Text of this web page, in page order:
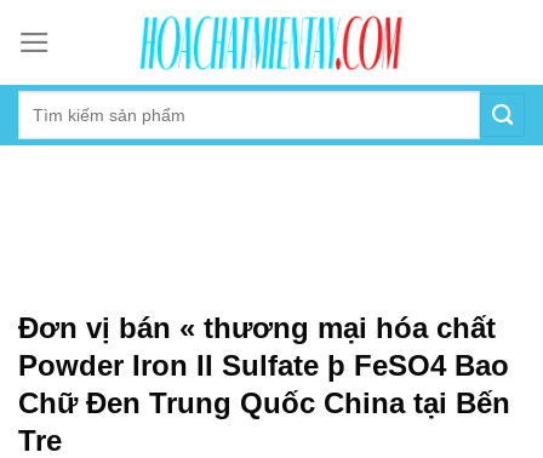
content
Đơn vị bán « thương mại hóa chất
Powder Iron II Sulfate þ FeSO4 Bao
Chữ Đen Trung Quốc China tại Bến
Tre